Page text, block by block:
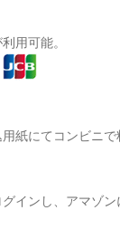
用可能。
紙にてコンビニで
インし、アマゾ